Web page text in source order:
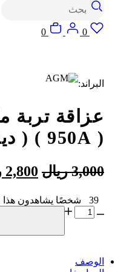
البحث
0
Wishlist
Login
0
البراند:
( 950A ) ( ديزل )
3,000 ريال السعر
هو:
2,800
39
شخصًا يشاهدون هذا
كمية
موديل
الوصف